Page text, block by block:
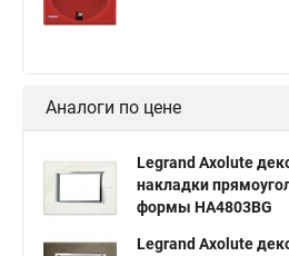
Аналоги по цене
Legrand Axolute
накладки
формы HA4803BG
Legrand Axolute